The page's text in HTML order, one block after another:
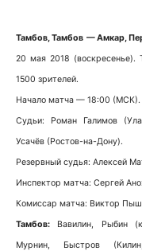
Тамбов, Тамбов — Амкар,
20 мая 2018 (воскресенье).
1500 зрителей.
Начало матча — 18:00 (МСК).
Судьи: Роман Галимов
Усачёв (Ростов-на-Дону).
Резервный судья: Алексей
Инспектор матча: Сергей
Комиссар матча: Виктор
Тамбов: Вавилин, Рыбин
Мурнин, Быстров